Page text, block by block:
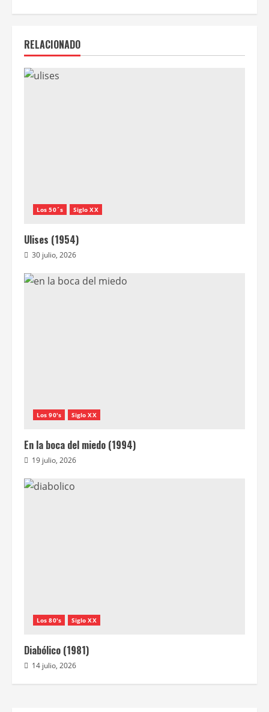
RELACIONADO
Los 50´s Siglo XX
Ulises (1954)
30 julio, 2026
Los 90's Siglo XX
En la boca del miedo (1994)
19 julio, 2026
Los 80's Siglo XX
Diabólico (1981)
14 julio, 2026